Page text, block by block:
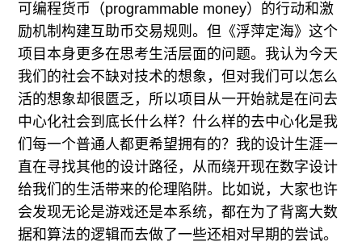
可编程货币（programmable money）的行动和激
励机制构建互助币交易规则。但《浮萍定海》这个
项目本身更多在思考生活层面的问题。我认为今天
我们的社会不缺对技术的想象，但对我们可以怎么
活的想象却很匮乏，所以项目从一开始就是在问去
中心化社会到底长什么样？什么样的去中心化是我
们每一个普通人都更希望拥有的？我的设计生涯一
直在寻找其他的设计路径，从而绕开现在数字设计
给我们的生活带来的伦理陷阱。比如说，大家也许
会发现无论是游戏还是本系统，都在为了背离大数
据和算法的逻辑而去做了一些还相对早期的尝试。